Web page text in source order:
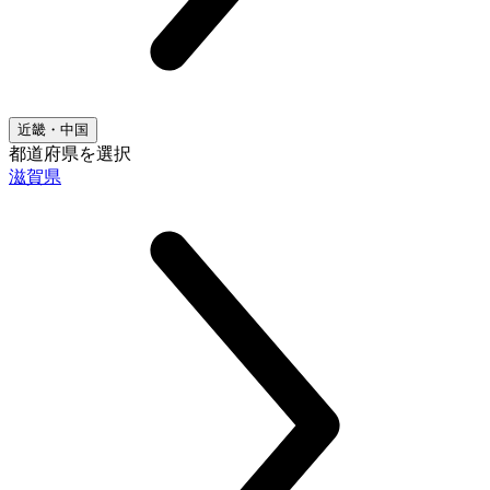
近畿・中国
都道府県を選択
滋賀県